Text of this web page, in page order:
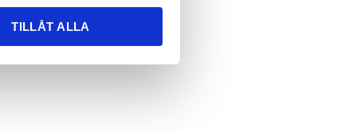
TILLÅT ALLA